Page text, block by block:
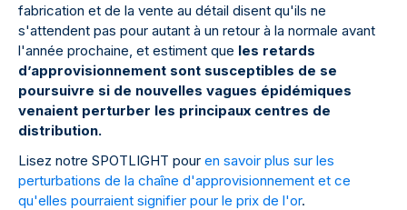
fabrication et de la vente au détail disent qu'ils ne
s'attendent pas pour autant à un retour à la normale avant
l'année prochaine, et estiment que les retards
d’approvisionnement sont susceptibles de se
poursuivre si de nouvelles vagues épidémiques
venaient perturber les principaux centres de
distribution.
Lisez notre SPOTLIGHT pour en savoir plus sur les
perturbations de la chaîne d'approvisionnement et ce
qu'elles pourraient signifier pour le prix de l'or.